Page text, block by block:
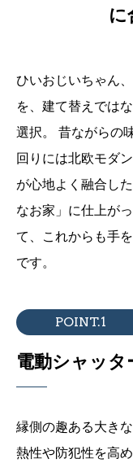
に
ひいおじいちゃん
を、建て替えでは
選択。
昔ながらの
回りには北欧モダ
が心地よく融合し
なお家」に仕上が
て、これからも手
です。
POINT.1
電動シャッタ
縁側の趣ある大き
熱性や防犯性を高